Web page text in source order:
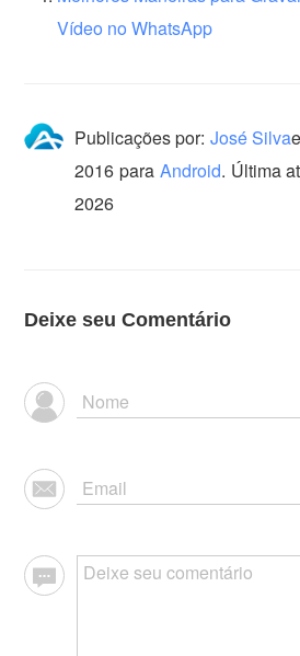
Vídeo no WhatsApp
Publicações por: José Silva
2016 para Android. Última
2026
Deixe seu Comentário